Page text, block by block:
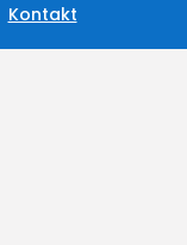
Kontakt